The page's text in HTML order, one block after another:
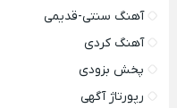
آهنگ سنتی-قدیمی
آهنگ کردی
پخش بزودی
رپورتاژ آگهی